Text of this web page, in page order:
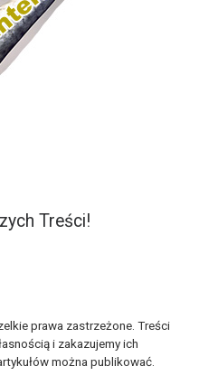
Treści!
prawa zastrzeżone. Treści
i zakazujemy ich
można publikować.